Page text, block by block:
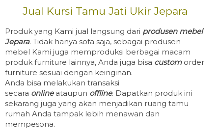
Jual Kursi Tamu Jati Ukir Jepara
Produk yang Kami jual langsung dari produsen mebel
Jepara. Tidak hanya sofa saja, sebagai produsen
mebel Kami juga memproduksi berbagai macam
produk furniture lainnya, Anda juga bisa customorder
furniture sesuai dengan keinginan.
Anda bisa melakukan transaksi
secara onlineataupun offline. Dapatkan produk ini
sekarang juga yang akan menjadikan ruang tamu
rumah Anda tampak lebih menawan dan
mempesona.